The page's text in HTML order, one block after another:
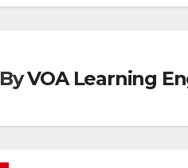
ByVOA Learning